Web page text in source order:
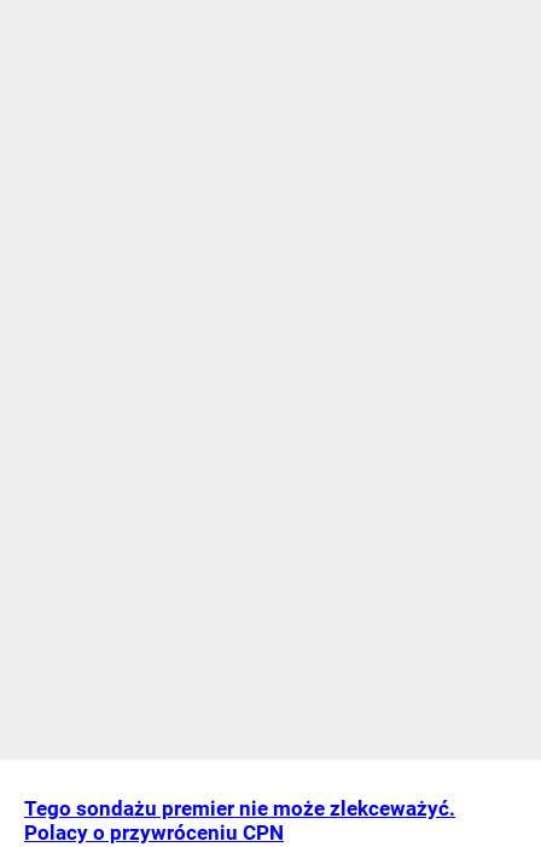
Tego sondażu premier nie może zlekceważyć.
Polacy o przywróceniu CPN